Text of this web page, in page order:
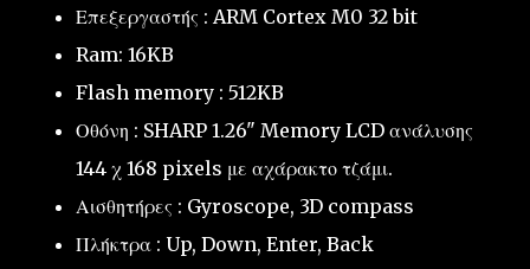
Επεξεργαστής : ARM Cortex M0 32 bit
Ram: 16KB
Flash memory : 512KB
Οθόνη : SHARP 1.26" Memory LCD ανάλυσης
144 χ 168 pixels με αχάρακτο τζάμι.
Αισθητήρες : Gyroscope, 3D compass
Πλήκτρα : Up, Down, Enter, Back